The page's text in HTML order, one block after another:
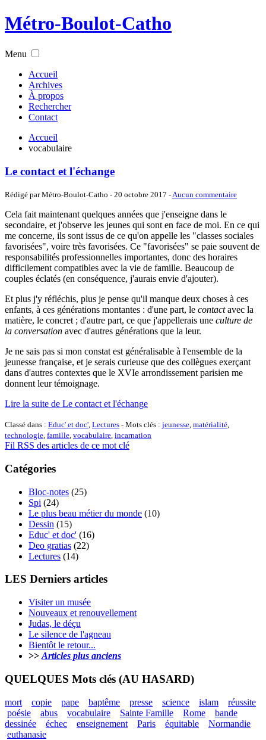
Métro-Boulot-Catho
Menu
Accueil
Archives
À propos
Rechercher
Contact
Accueil
vocabulaire
Le contact et l'échange
Rédigé par Métro-Boulot-Catho - 20 octobre 2017 -Aucun commentaire
Cela fait maintenant quelques années que j'enseigne dans le
secondaire, et j'observe les jeunes qui sont en face de moi. En ce qui
me concerne, ils sont issus de ce qu'on appelle les "classes sociales
favorisées", voire très favorisées. Ce "favorisées" se paie souvent de
responsabilités professionnelles importantes, donc des horaires
difficilement compatibles avec la vie de famille. Beaucoup de
couples éclatés (en conséquence, j'aurais envie d'ajouter).
Et plus j'y réfléchis, plus je pense qu'il manque deux choses à ces
enfants, à ces générations montantes : d'une part, le contactavec la
matière, le concret ; d'autre part, ce que j'appellerais une culture de
la conversation avec d'autres générations que la leur.
Je ne sais pas si mon constat est généralisable à l'ensemble de la
jeunesse française, et je serais curieuse que des collègues exerçant
dans d'autres contextes que le XVIe arrondissement parisien me
donnent leur témoignage.
Lire la suite de Le contact et l'échange
Classé dans : Educ' et doc', Lectures - Mots clés : jeunesse, matérialité,
technologie, famille, vocabulaire, incarnation
Fil RSS des articles de ce mot clé
Catégories
Bloc-notes (25)
Spi (24)
Le plus beau métier du monde (10)
Dessin (15)
Educ' et doc' (16)
Deo gratias (22)
Lectures (14)
LES Derniers articles
Visiter un musée
Nouveaux et renouvellement
Judas, le déçu
Le silence de l'agneau
Bientôt le retour...
>> Articles plus anciens
QUELQUES Mots clés (AU HASARD)
mort copie pape baptême presse science islam
réussite
poésie
abus vocabulaire Sainte Famille Rome
bande
dessinée
échec enseignement Paris équitable
Normandie
euthanasie